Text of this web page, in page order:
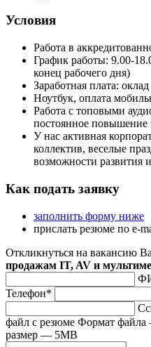
Условия
Работа в
График работы: 9.00-
конец рабочего дня)
Заработная плата:
Ноутбук, оплата
Работа с топовыми
постоянное повышение
У нас активная
коллектив, веселые
возможности развития
Как подать заявку
заполнить форму ниже
прислать резюме по e-
Откликнуться на вакансию
продажам IT, AV и
Телефон*
файл с резюме Формат файла
размер — 5MB